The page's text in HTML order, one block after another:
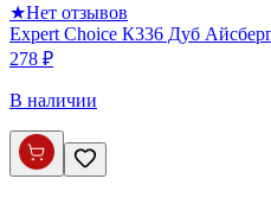
★Нет отзывов
Expert Choice К336 Дуб
278 ₽
В наличии